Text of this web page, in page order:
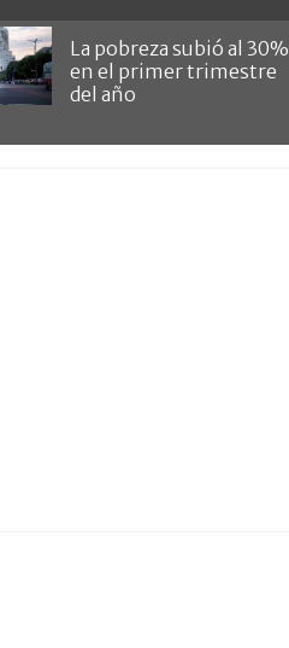
La pobreza subió al 30%
en el primer trimestre
del año